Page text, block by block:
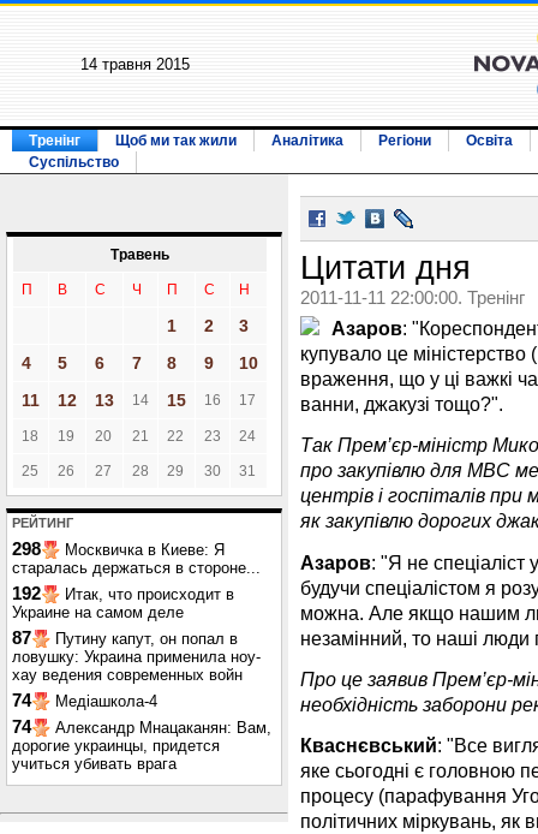
14 травня 2015
Тренінг Щоб ми так жили Аналітика Регіони
Освіта
Суспільство
Травень
П В С Ч П С Н
1 2
3
4
5 6 7 8 9
10
11
12 13 14 15 16 17
18 19 20 21 22 23 24
25 26 27 28 29 30 31
РЕЙТИНГ
298
Москвичка в Киеве: Я
старалась держаться в стороне...
192
Итак, что происходит в
Украине на самом деле
87
Путину капут, он попал в
ловушку: Украина применила ноу-
хау ведения современных войн
74 Медіашкола-4
74
Александр Мнацаканян: Вам,
дорогие украинцы, придется
учиться убивать врага
Цитати дня
2011-11-11 22:00:00. Тренінг
Азаров:
купувало це
враження, що у ці важкі
ванни, джакузі тощо?".
Так Прем’єр-міністр
про закупівлю для МВС
центрів і госпіталів при
як закупівлю дорогих
Азаров: "Я не спеціаліст
будучи спеціалістом я
можна. Але якщо нашим
незамінний, то наші люди
Про це заявив Прем’єр-
необхідність заборони
Кваснєвський: "Все
яке сьогодні є головною
процесу (парафування
політичних міркувань, як